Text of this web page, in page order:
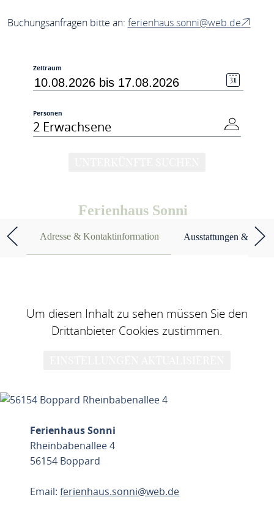
Buchungsanfragen bitte an: ferienhaus.sonni@web.de
Zeitraum
Personen
2 Erwachsene
Ferienhaus Sonni
Adresse & Kontaktinformation Ausstattungen &
Um diesen Inhalt zu sehen müssen Sie den
Drittanbieter Cookies zustimmen.
Ferienhaus Sonni
Rheinbabenallee 4
56154 Boppard
Email:ferienhaus.sonni@web.de